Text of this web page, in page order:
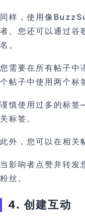
同样，使用像
者。您还可以通过
名。
您需要在所有帖子中
个帖子中使用两个标
谨慎使用过多的标
关标签。
此外，您可以在相关
当影响者点赞并转发
粉丝。
4. 创建互动